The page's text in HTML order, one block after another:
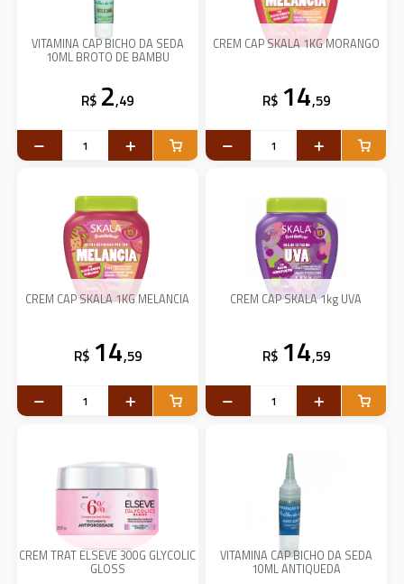
VITAMINA CAP BICHO DA SEDA
10ML BROTO DE BAMBU
R$ 2,49
CREM CAP SKALA 1KG MORANGO
R$ 14,59
CREM CAP SKALA 1KG MELANCIA
R$ 14,59
CREM CAP SKALA 1kg UVA
R$ 14,59
CREM TRAT ELSEVE 300G GLYCOLIC
GLOSS
VITAMINA CAP BICHO DA SEDA
10ML ANTIQUEDA